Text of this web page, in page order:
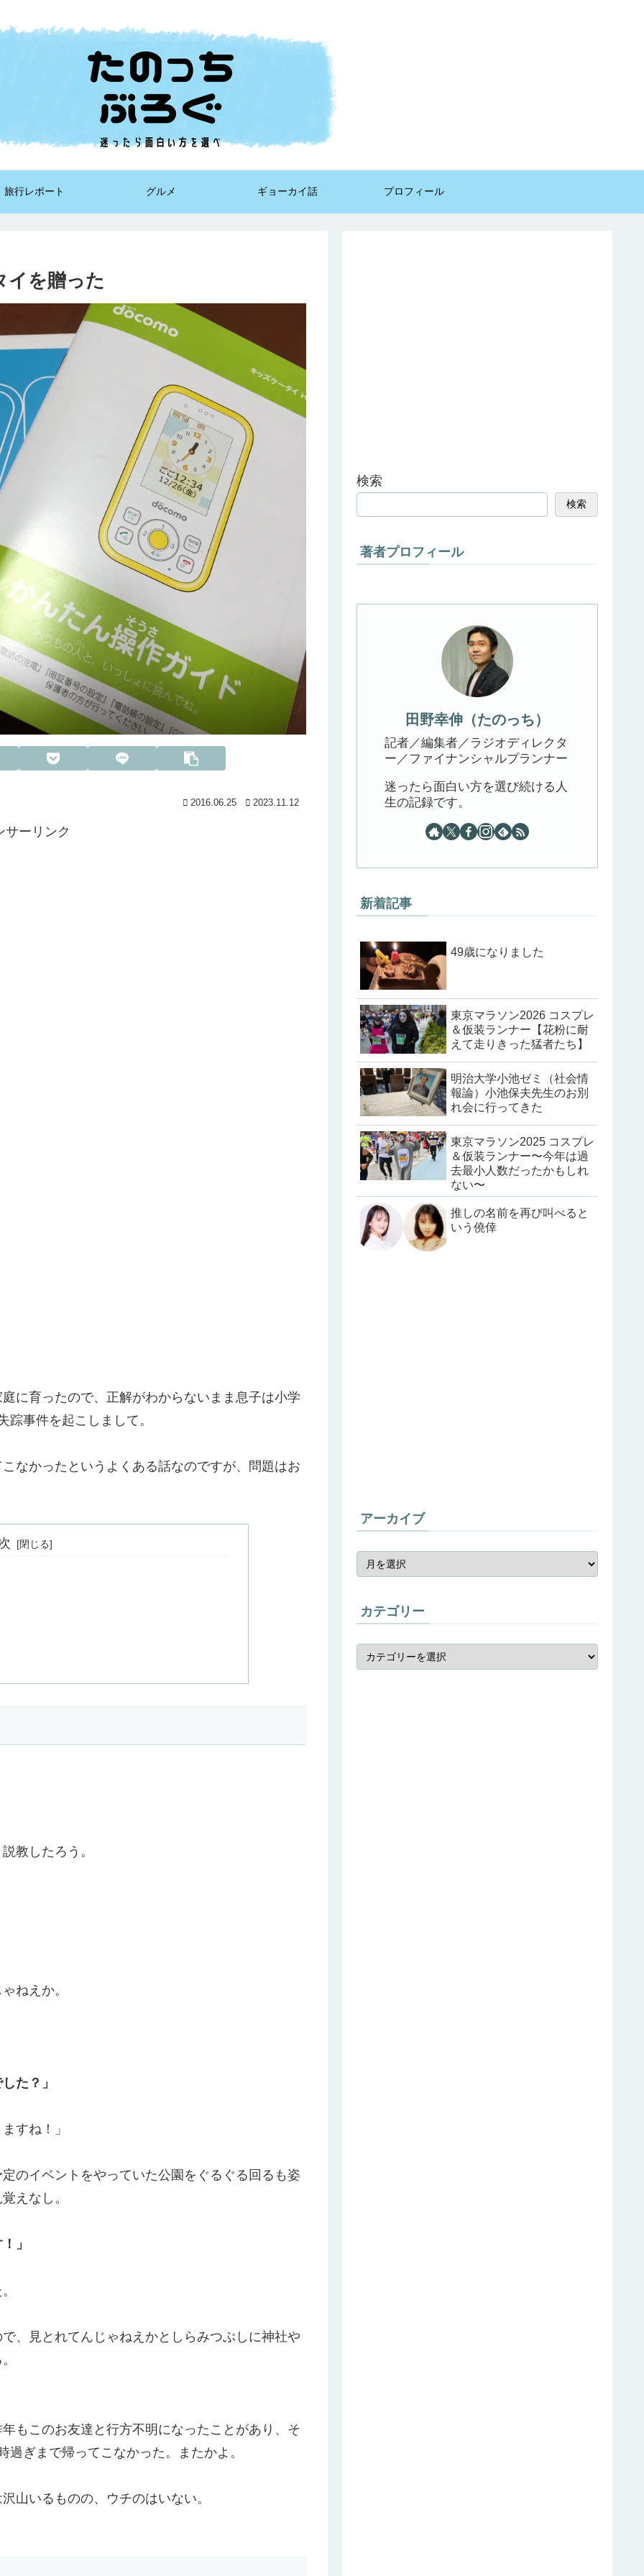
旅行レポート グルメ ギョーカイ話 プロフィール
イを贈った
2016.06.25 2023.11.12
サーリンク
に育ったので、正解がわからないまま息子は小学
事件を起こしまして。
なかったというよくある話なのですが、問題はお
教したろう。
ねえか。
た？」
すね！」
のイベントをやっていた公園をぐるぐる回るも姿
えなし。
」
、見とれてんじゃねえかとしらみつぶしに神社や
もこのお友達と行方不明になったことがあり、そ
ぎまで帰ってこなかった。またかよ。
山いるものの、ウチのはいない。
検索
検索
著者プロフィール
田野幸伸（たのっち）
記者／編集者／ラジオディレクタ
ー／ファイナンシャルプランナー
迷ったら面白い方を選び続ける人
生の記録です。
新着記事
49歳になりました
東京マラソン2026 コスプレ
＆仮装ランナー【花粉に耐
えて走りきった猛者たち】
明治大学小池ゼミ（社会情
報論）小池保夫先生のお別
れ会に行ってきた
東京マラソン2025 コスプレ
＆仮装ランナー〜今年は過
去最小人数だったかもしれ
ない〜
推しの名前を再び叫べると
いう僥倖
アーカイブ
カテゴリー